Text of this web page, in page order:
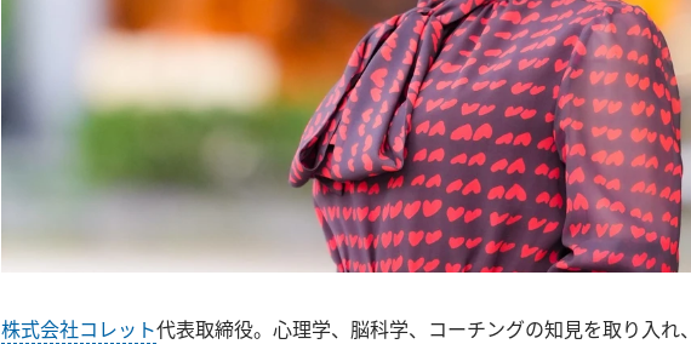
株式会社コレット代表取締役。心理学、脳科学、コーチングの知見を取り入れ